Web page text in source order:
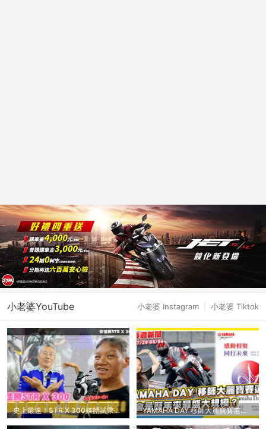
小老婆YouTube 小老婆 Instagram 小老婆 Tiktok
史上最速！STR X 300媒體試乘會完馬上帶去 YAMAHA DAY 移師大麗寶賽道！｜三陽復古大